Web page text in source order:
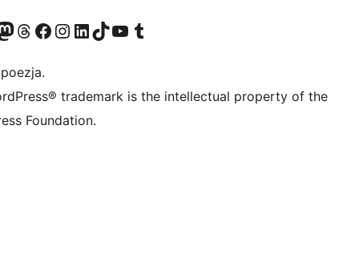
Twitter)
konto Bluesky
nasze konto na Mastodoncie
Odwiedź naszego Threadsa
Odwiedź naszego Facebooka
Odwiedź nasze konto na Instagramie
Odwiedź nasze konto na LinkedIn
Odwiedź naszego TikToka
Odwiedź nasz kanał YouTube
Odwiedź naszego Tumblra
trademark is the intellectual property of the
Foundation.